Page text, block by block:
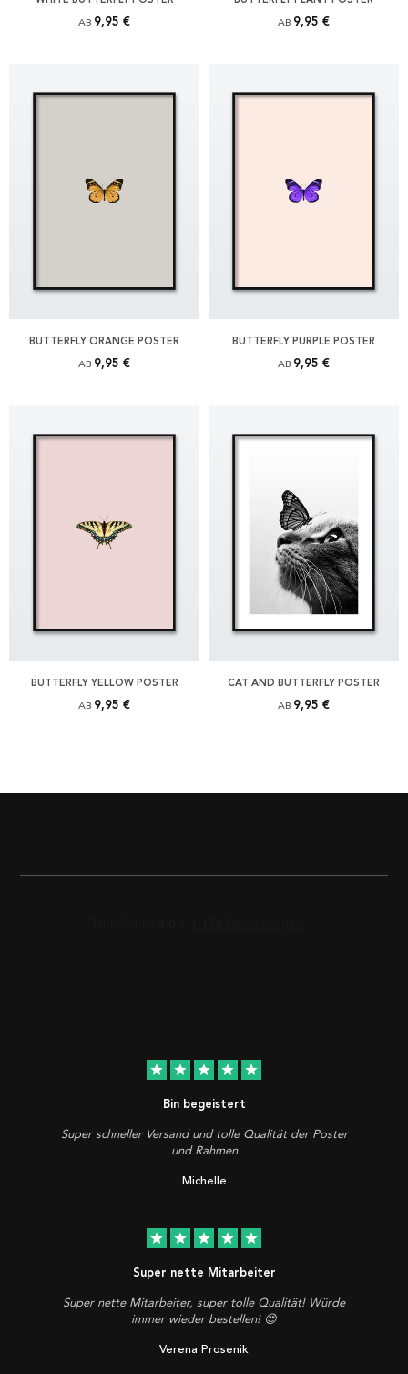
AB 9,95 €
AB 9,95 €
BUTTERFLY ORANGE POSTER
AB 9,95 €
BUTTERFLY PURPLE POSTER
AB 9,95 €
BUTTERFLY YELLOW POSTER
AB 9,95 €
CAT AND BUTTERFLY POSTER
AB 9,95 €
star star star star star
Bin begeistert
Super schneller Versand und tolle Qualität der Poster
und Rahmen
Michelle
star star star star star
Super nette Mitarbeiter
Super nette Mitarbeiter, super tolle Qualität! Würde
immer wieder bestellen! 😍
Verena Prosenik